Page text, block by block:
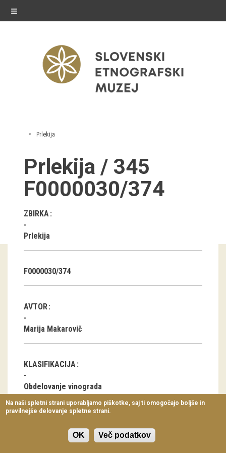
≡
razstave
Stalne razstave
Občasne razstave
Gostovanja
E-razstave
Virtualni sprehodi
Arhiv razstav
dogodki
Prireditve
Predavanja
Delavnice
Vodeni ogledi
Prlekija
Prlekija / 345
F0000030/374
ZBIRKA
Prlekija
F0000030/374
AVTOR
Marija Makarovič
KLASIFIKACIJA
Obdelovanje vinograda
Na naši spletni strani uporabljamo piškotke, saj ti omogočajo boljše in
pravilnejše delovanje spletne strani.
OK Več podatkov